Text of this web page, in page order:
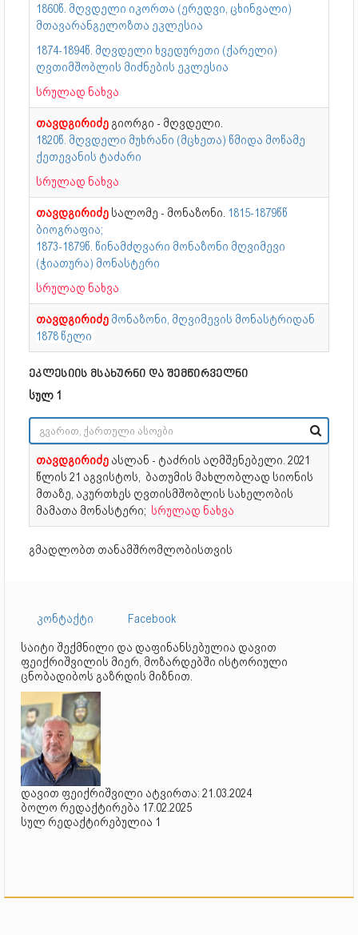
1860წ. მღვდელი იკორთა (ერედვი, ცხინვალი)
მთავარანგელოზთა ეკლესია
1874-1894წ. მღვდელი ხვედურეთი (ქარელი)
ღვთიმშობლის მიძნების ეკლესია
სრულად ნახვა
თავდგირიძე გიორგი - მღვდელი.
1820წ. მღვდელი მუხრანი (მცხეთა) წმიდა მოწამე
ქეთევანის ტაძარი
სრულად ნახვა
თავდგირიძე სალომე - მონაზონი. 1815-1879წწ
ბიოგრაფია;
1873-1879წ. წინამძღვარი მონაზონი მღვიმევი
(ჭიათურა) მონასტერი
სრულად ნახვა
თავდგირიძე მონაზონი, მღვიმევის მონასტრიდან
1878 წელი
ეკლესიის მსახურნი და შემწირველნი
სულ 1
თავდგირიძე ასლან - ტაძრის აღმშენებელი. 2021
წლის 21 აგვისტოს, ბათუმის მახლობლად სიონის
მთაზე, აკურთხეს ღვთისმშობლის სახელობის
მამათა მონასტერი; სრულად ნახვა
გმადლობთ თანამშრომლობისთვის
კონტაქტი
Facebook
საიტი შექმნილი და დაფინანსებულია დავით
ფეიქრიშვილის მიერ, მოზარდებში ისტორიული
ცნობადიბოს გაზრდის მიზნით.
დავით ფეიქრიშვილი ატვირთა: 21.03.2024
ბოლო რედაქტირება 17.02.2025
სულ რედაქტირებულია 1